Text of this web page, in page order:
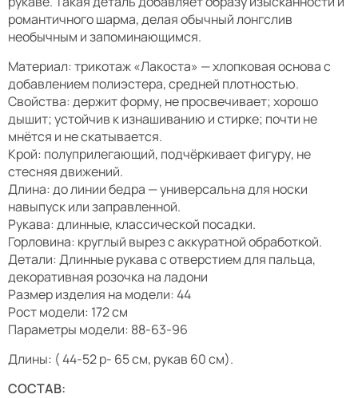
романтичного шарма, делая обычный лонгслив
необычным и запоминающимся.
Материал: трикотаж «Лакоста» — хлопковая основа с
добавлением полиэстера, средней плотностью.
Свойства: держит форму, не просвечивает; хорошо
дышит; устойчив к изнашиванию и стирке; почти не
мнётся и не скатывается.
Крой: полуприлегающий, подчёркивает фигуру, не
стесняя движений.
Длина: до линии бедра — универсальна для носки
навыпуск или заправленной.
Рукава: длинные, классической посадки.
Горловина: круглый вырез с аккуратной обработкой.
Детали: Длинные рукава с отверстием для пальца,
декоративная розочка на ладони
Размер изделия на модели: 44
Рост модели: 172 см
Параметры модели: 88-63-96
Длины: ( 44-52 р- 65 см, рукав 60 см).
СОСТАВ: